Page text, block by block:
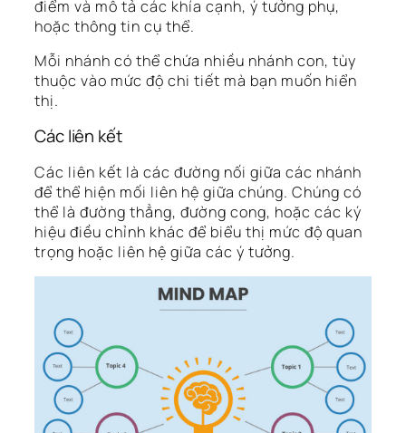
điểm và mô tả các khía cạnh, ý tưởng phụ,
hoặc thông tin cụ thể.
Mỗi nhánh có thể chứa nhiều nhánh con, tùy
thuộc vào mức độ chi tiết mà bạn muốn hiển
thị.
Các liên kết
Các liên kết là các đường nối giữa các nhánh
để thể hiện mối liên hệ giữa chúng. Chúng có
thể là đường thẳng, đường cong, hoặc các ký
hiệu điều chỉnh khác để biểu thị mức độ quan
trọng hoặc liên hệ giữa các ý tưởng.